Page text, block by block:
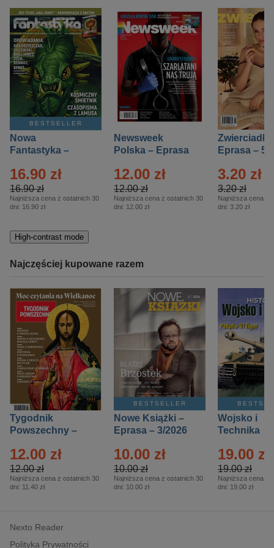
BESTSELLER
Nowa
Fantastyka –
16.90 zł
16.90 zł
Najniższa cena z ostatnich 30
dni: 16.90 zł
Newsweek
Polska – Eprasa
12.00 zł
12.00 zł
Najniższa cena z ostatnich 30
dni: 12.00 zł
Zwierciadło
Eprasa – 5/
3.20 zł
3.20 zł
Najniższa cena z
dni: 3.20 zł
High-contrast mode
Najczęściej kupowane razem
Tygodnik
Powszechny –
12.00 zł
12.00 zł
Najniższa cena z ostatnich 30
dni: 11.40 zł
BESTSELLER
Nowe Książki –
Eprasa – 3/2026
10.00 zł
10.00 zł
Najniższa cena z ostatnich 30
dni: 10.00 zł
Wojsko i
Technika
– 2/2026
19.00 zł
19.00 zł
Najniższa cena z
dni: 19.00 zł
Nexto Reader
Polityka Prywatności